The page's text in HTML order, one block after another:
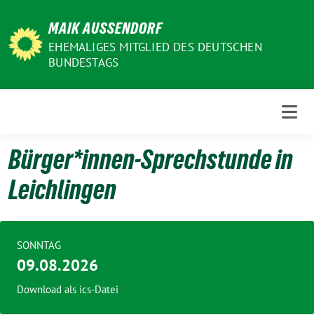
zum
Inhalt
MAIK AUSSENDORF
EHEMALIGES MITGLIED DES DEUTSCHEN
BUNDESTAGS
Bürger*innen-Sprechstunde in
Leichlingen
SONNTAG
09.08.2026
Download als ics-Datei